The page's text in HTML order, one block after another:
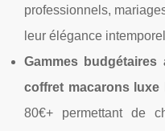
professionnels,
leur élégance
Gammes budgétaires
coffret macarons luxe
80€+ permettant de